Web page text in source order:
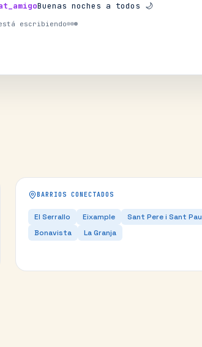
Buenas noches a todos 🌙
escribiendo
BARRIOS CONECTADOS
El Serrallo Eixample
Sant Pere i Sant Pau
Bonavista
La Granja